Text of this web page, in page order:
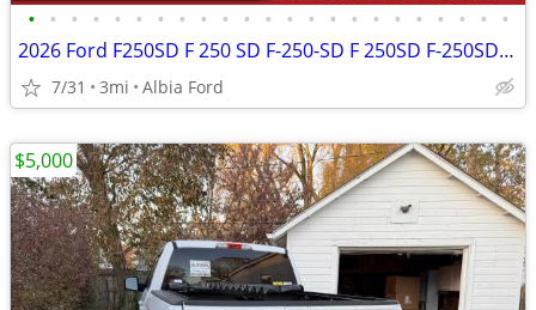
• • • • • • • • • • • • • • • • • • • • • • •
2026 Ford F250SD F 250 SD F-250-SD F 250SD F-250SD Crew Cab
7/31 3mi Albia Ford
$5,000